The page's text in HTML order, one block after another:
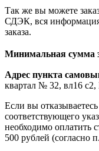
Так же вы можете
СДЭК, вся информация
заказа.
Минимальная сумма
Адрес пункта
квартал № 32, вл16
Если вы
соответствующего
необходимо оплатить
500 рублей (согласно